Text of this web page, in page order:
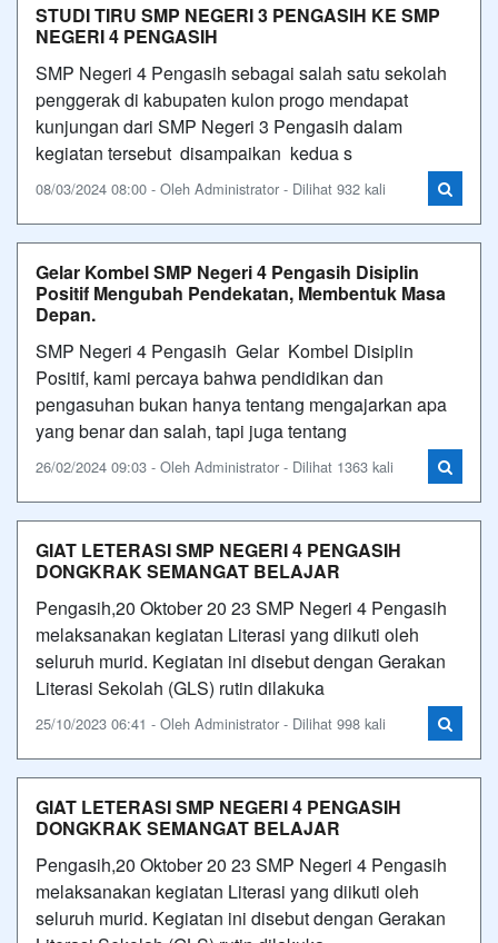
STUDI TIRU SMP NEGERI 3 PENGASIH KE SMP
NEGERI 4 PENGASIH
SMP Negeri 4 Pengasih sebagai salah satu sekolah
penggerak di kabupaten kulon progo mendapat
kunjungan dari SMP Negeri 3 Pengasih dalam
kegiatan tersebut disampaikan kedua s
08/03/2024 08:00 - Oleh Administrator - Dilihat 932 kali
Gelar Kombel SMP Negeri 4 Pengasih Disiplin
Positif Mengubah Pendekatan, Membentuk Masa
Depan.
SMP Negeri 4 Pengasih Gelar Kombel Disiplin
Positif, kami percaya bahwa pendidikan dan
pengasuhan bukan hanya tentang mengajarkan apa
yang benar dan salah, tapi juga tentang
26/02/2024 09:03 - Oleh Administrator - Dilihat 1363 kali
GIAT LETERASI SMP NEGERI 4 PENGASIH
DONGKRAK SEMANGAT BELAJAR
Pengasih,20 Oktober 20 23 SMP Negeri 4 Pengasih
melaksanakan kegiatan Literasi yang diikuti oleh
seluruh murid. Kegiatan ini disebut dengan Gerakan
Literasi Sekolah (GLS) rutin dilakuka
25/10/2023 06:41 - Oleh Administrator - Dilihat 998 kali
GIAT LETERASI SMP NEGERI 4 PENGASIH
DONGKRAK SEMANGAT BELAJAR
Pengasih,20 Oktober 20 23 SMP Negeri 4 Pengasih
melaksanakan kegiatan Literasi yang diikuti oleh
seluruh murid. Kegiatan ini disebut dengan Gerakan